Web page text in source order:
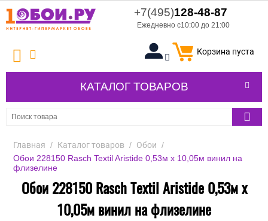
+7(495)128-48-87
Ежедневно с10:00 до 21:00
Корзина пуста
КАТАЛОГ ТОВАРОВ
Главная / Каталог товаров / Обои /
Обои 228150 Rasch Textil Aristide 0,53м x 10,05м винил на
флизелине
Обои 228150 Rasch Textil Aristide 0,53м x
10,05м винил на флизелине